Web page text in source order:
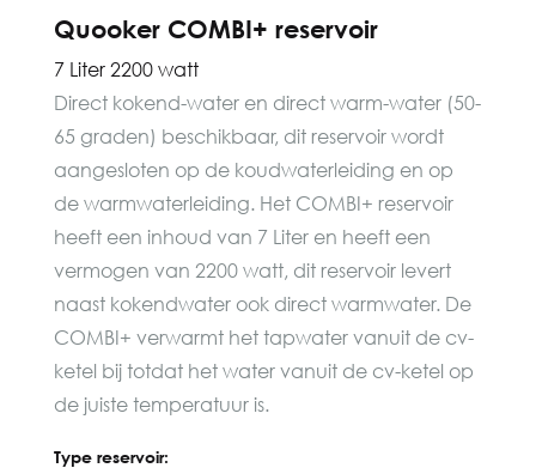
Quooker COMBI+ reservoir
7 Liter 2200 watt
Direct kokend-water en direct warm-water (50-
65 graden) beschikbaar, dit reservoir wordt
aangesloten op de koudwaterleiding en op
de warmwaterleiding. Het COMBI+ reservoir
heeft een inhoud van 7 Liter en heeft een
vermogen van 2200 watt, dit reservoir levert
naast kokendwater ook direct warmwater. De
COMBI+ verwarmt het tapwater vanuit de cv-
ketel bij totdat het water vanuit de cv-ketel op
de juiste temperatuur is.
Type reservoir: